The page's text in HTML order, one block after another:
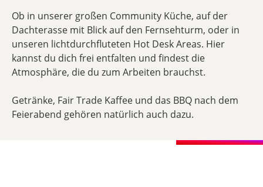
Ob in unserer großen Community Küche, auf der
Dachterasse mit Blick auf den Fernsehturm, oder in
unseren lichtdurchfluteten Hot Desk Areas. Hier
kannst du dich frei entfalten und findest die
Atmosphäre, die du zum Arbeiten brauchst.
Getränke, Fair Trade Kaffee und das BBQ nach dem
Feierabend gehören natürlich auch dazu.